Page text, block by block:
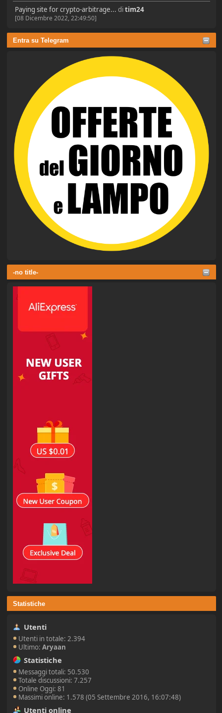
Paying site for crypto-arbitrage... ditim24
[08 Dicembre 2022, 22:49:50]
Entra su Telegram
-no title-
Statistiche
Utenti
Utenti in totale: 2.394
Ultimo:Aryaan
Statistiche
Messaggi totali: 50.530
Totale discussioni: 7.257
Online Oggi: 81
Massimi online: 1.578 (05 Settembre 2016, 16:07:48)
Utenti online